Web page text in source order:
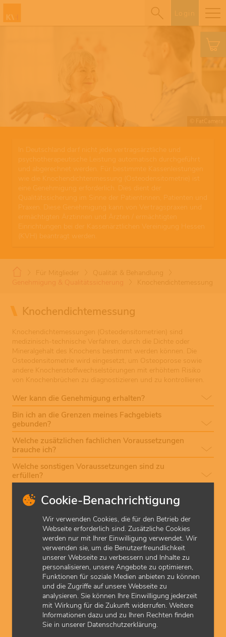
Cookie-Benachrichtigung
Wir verwenden Cookies, die für den Betrieb der
Webseite erforderlich sind. Zusätzliche Cookies
werden nur mit Ihrer Einwilligung verwendet. Wir
verwenden sie, um die Benutzerfreundlichkeit
unserer Webseite zu verbessern und Inhalte zu
personalisieren, unsere Angebote zu optimieren,
Funktionen für soziale Medien anbieten zu können
und die Zugriffe auf unsere Webseite zu
analysieren. Sie können Ihre Einwilligung jederzeit
mit Wirkung für die Zukunft widerrufen. Weitere
Informationen dazu und zu Ihren Rechten finden
Sie in unserer Datenschutzerklärung.
Login
© FatCamera
In Deutschland darf nicht jede vertragsärztliche und
psychotherapeutische Leistung automatisch durchgeführt
und abgerechnet werden. Für bestimmte Kassenleistungen
wie die Knochendichtenmessung (Osteodensitometrie) ist
eine Genehmigung erforderlich. Dies dient der
Qualitätssicherung im Sinne der Patientinnen, Patienten und
Praxen. Diese Genehmigung kann von Vertragspraxen und
ermächtigten Ärztinnen und Ärzten / ermächtigten
Einrichtungen bei der Kassenärztlichen Vereinigung Hessen
(KVH) beantragt werden.
Für Mitglieder
Qualität & Behandlung
Genehmigung & Qualitätssicherung
Knochendichtemessung
Knochendichtemessung
Knochendichtemessungen (Osteodensitometrien) sind
medizinisch-technische Verfahren, durch die Dichte oder
Mineralgehalt des Knochens bestimmt werden können. Die
Osteodensitometrie wird eingesetzt, um Osteoporose sowie
andere Knochenstoffwechselstörungen mit erhöhtem Risiko
von Knochenbrüchen zu diagnostizieren und zu kontrollieren.
Wer kann die Genehmigung erhalten?
Bin ich an die Grenzen meines Fachgebiets
gebunden?
Welche zusätzlichen fachlichen Voraussetzungen
brauche ich?
Welche sonstigen Voraussetzungen sind zu
erfüllen?
Wie erhalte ich die Genehmigung?
Wenn Sie die Knochendichtemessung als Leistung für
gesetzlich Versicherte anbieten und abrechnen möchten,
muss die KVH dies zunächst genehmigen. Mitglieder der
KVH stellen dazu einenAntrag
bei der KVH und weisen
die geforderten Voraussetzungen nach. Bitte beachten Sie,
dass Genehmigungen nicht rückwirkend erteilt werden
können.
Welche genehmigungspflichtigen Leistungen kann
ich grundsätzlich abrechnen?
Welche rechtlichen Grundlagen sind maßgebend?